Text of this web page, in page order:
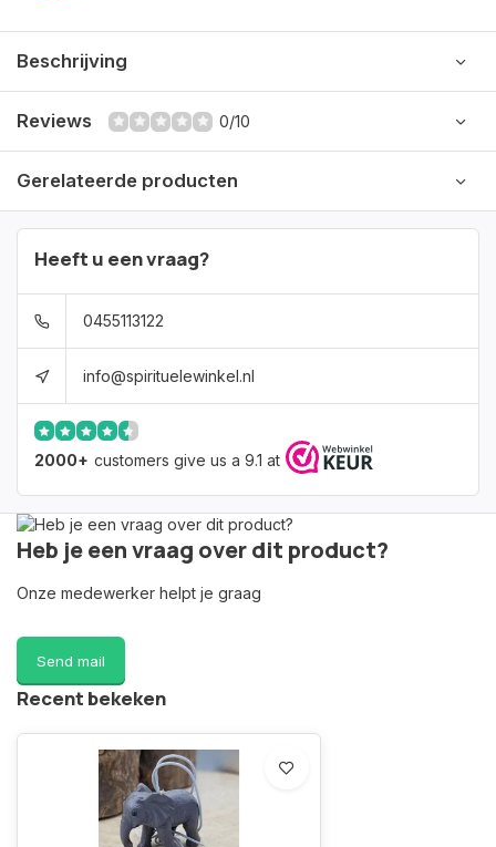
Beschrijving
Reviews 0/10
Gerelateerde producten
Heeft u een vraag?
0455113122
info@spirituelewinkel.nl
2000+ customers give us a 9.1 at
Heb je een vraag over dit product?
Onze medewerker helpt je graag
Send mail
Recent bekeken